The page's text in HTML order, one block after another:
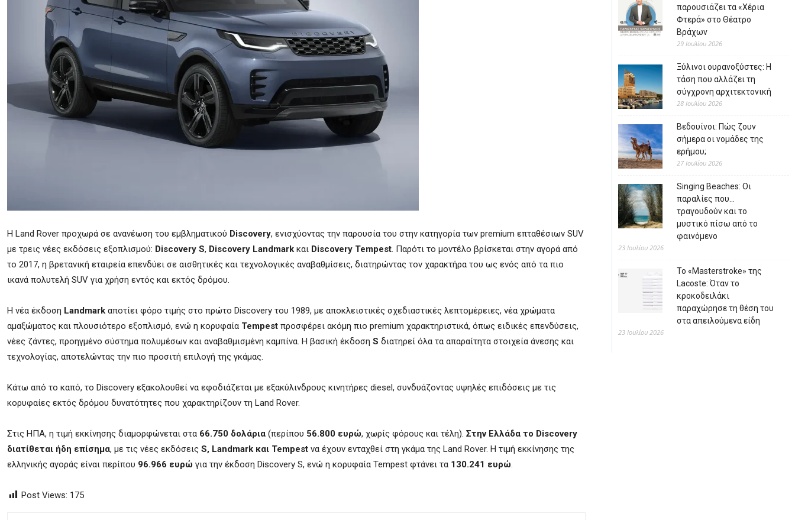
Η Land Rover προχωρά σε ανανέωση του εμβληματικού Discovery, ενισχύοντας την παρουσία του στην κατηγορία των premium επταθέσιων SUV
με τρεις νέες εκδόσεις εξοπλισμού: Discovery S, Discovery Landmark και Discovery Tempest. Παρότι το μοντέλο βρίσκεται στην αγορά από
το 2017, η βρετανική εταιρεία επενδύει σε αισθητικές και τεχνολογικές αναβαθμίσεις, διατηρώντας τον χαρακτήρα του ως ενός από τα πιο
ικανά πολυτελή SUV για χρήση εντός και εκτός δρόμου.
Η νέα έκδοση Landmark αποτίει φόρο τιμής στο πρώτο Discovery του 1989, με αποκλειστικές σχεδιαστικές λεπτομέρειες, νέα χρώματα
αμαξώματος και πλουσιότερο εξοπλισμό, ενώ η κορυφαία Tempest προσφέρει ακόμη πιο premium χαρακτηριστικά, όπως ειδικές επενδύσεις,
νέες ζάντες, προηγμένο σύστημα πολυμέσων και αναβαθμισμένη καμπίνα. Η βασική έκδοση S διατηρεί όλα τα απαραίτητα στοιχεία άνεσης και
τεχνολογίας, αποτελώντας την πιο προσιτή επιλογή της γκάμας.
Κάτω από το καπό, το Discovery εξακολουθεί να εφοδιάζεται με εξακύλινδρους κινητήρες diesel, συνδυάζοντας υψηλές επιδόσεις με τις
κορυφαίες εκτός δρόμου δυνατότητες που χαρακτηρίζουν τη Land Rover.
Στις ΗΠΑ, η τιμή εκκίνησης διαμορφώνεται στα 66.750 δολάρια (περίπου 56.800 ευρώ, χωρίς φόρους και τέλη). Στην Ελλάδα το Discovery
διατίθεται ήδη επίσημα, με τις νέες εκδόσεις S, Landmark και Tempest να έχουν ενταχθεί στη γκάμα της Land Rover. Η τιμή εκκίνησης της
ελληνικής αγοράς είναι περίπου 96.966 ευρώ για την έκδοση Discovery S, ενώ η κορυφαία Tempest φτάνει τα 130.241 ευρώ.
Post Views: 175
παρουσιάζει τα «Χέρια
Φτερά» στο Θέατρο
Βράχων
29 Ιουλίου 2026
Ξύλινοι ουρανοξύστες: Η
τάση που αλλάζει τη
σύγχρονη αρχιτεκτονική
28 Ιουλίου 2026
Βεδουίνοι: Πώς ζουν
σήμερα οι νομάδες της
ερήμου;
27 Ιουλίου 2026
Singing Beaches: Οι
παραλίες που…
τραγουδούν και το
μυστικό πίσω από το
φαινόμενο
23 Ιουλίου 2026
Το «Masterstroke» της
Lacoste: Όταν το
κροκοδειλάκι
παραχώρησε τη θέση του
στα απειλούμενα είδη
23 Ιουλίου 2026